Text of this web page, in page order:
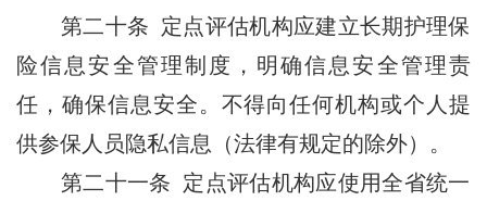
第二十条 定点评估机构应建立长期护理保
险信息安全管理制度，明确信息安全管理责
任，确保信息安全。不得向任何机构或个人提
供参保人员隐私信息（法律有规定的除外）。
第二十一条 定点评估机构应使用全省统一